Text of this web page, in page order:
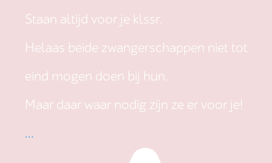
Staan altijd voor je klssr.
Helaas beide zwangerschappen niet tot
eind mogen doen bij hun.
Maar daar waar nodig zijn ze er voor je!
...